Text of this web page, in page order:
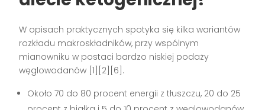
W opisach praktycznych spotyka się kilka wariantów
rozkładu makroskładników, przy wspólnym
mianowniku w postaci bardzo niskiej podaży
węglowodanów [1][2][6].
Około 70 do 80 procent energii z tłuszczu, 20 do 25